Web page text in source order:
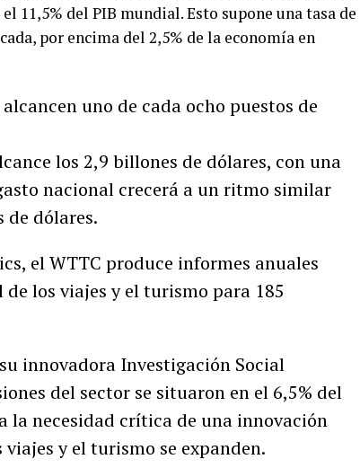
11,5% del PIB mundial. Esto supone una tasa de
por encima del 2,5% de la economía en
uno de cada ocho puestos de
los 2,9 billones de dólares, con una
nacional crecerá a un ritmo similar
de dólares.
el WTTC produce informes anuales
los viajes y el turismo para 185
innovadora Investigación Social
del sector se situaron en el 6,5% del
la necesidad crítica de una innovación
y el turismo se expanden.